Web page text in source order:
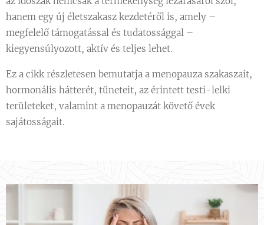
hanem egy új életszakasz kezdetéről is, amely –
megfelelő támogatással és tudatossággal –
kiegyensúlyozott, aktív és teljes lehet.
Ez a cikk részletesen bemutatja a menopauza szakaszait,
hormonális hátterét, tüneteit, az érintett testi-lelki
területeket, valamint a menopauzát követő évek
sajátosságait.